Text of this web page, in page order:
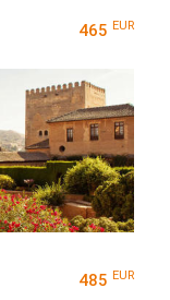
465 EUR
485 EUR